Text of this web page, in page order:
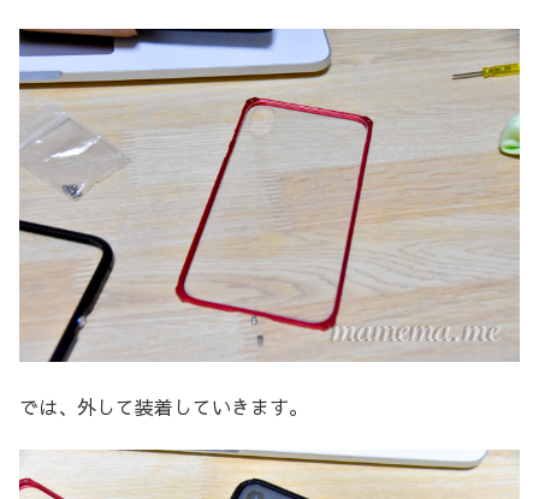
では、外して装着していきます。